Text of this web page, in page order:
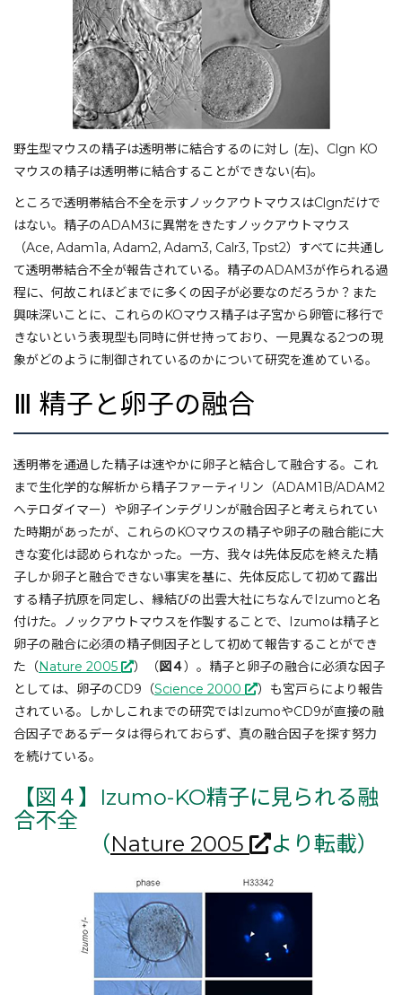
野生型マウスの精子は透明帯に結合するのに対し (左)、Clgn KO
マウスの精子は透明帯に結合することができない(右)。
ところで透明帯結合不全を示すノックアウトマウスはClgnだけで
はない。精子のADAM3に異常をきたすノックアウトマウス
（Ace, Adam1a, Adam2, Adam3, Calr3, Tpst2）すべてに共通し
て透明帯結合不全が報告されている。精子のADAM3が作られる過
程に、何故これほどまでに多くの因子が必要なのだろうか？また
興味深いことに、これらのKOマウス精子は子宮から卵管に移行で
きないという表現型も同時に併せ持っており、一見異なる2つの現
象がどのように制御されているのかについて研究を進めている。
Ⅲ 精子と卵子の融合
透明帯を通過した精子は速やかに卵子と結合して融合する。これ
まで生化学的な解析から精子ファーティリン（ADAM1B/ADAM2
へテロダイマー）や卵子インテグリンが融合因子と考えられてい
た時期があったが、これらのKOマウスの精子や卵子の融合能に大
きな変化は認められなかった。一方、我々は先体反応を終えた精
子しか卵子と融合できない事実を基に、先体反応して初めて露出
する精子抗原を同定し、縁結びの出雲大社にちなんでIzumoと名
付けた。ノックアウトマウスを作製することで、Izumoは精子と
卵子の融合に必須の精子側因子として初めて報告することができ
た（Nature 2005 ）（図４）。精子と卵子の融合に必須な因子
としては、卵子のCD9（Science 2000
）も宮戸らにより報告
されている。しかしこれまでの研究ではIzumoやCD9が直接の融
合因子であるデータは得られておらず、真の融合因子を探す努力
を続けている。
【図４】Izumo-KO精子に見られる融
合不全
（Nature 2005 より転載）